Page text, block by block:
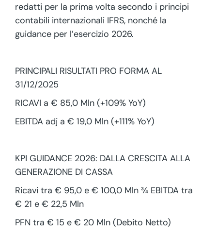
redatti per la prima volta secondo i principi
contabili internazionali IFRS, nonché la
guidance per l’esercizio 2026.
PRINCIPALI RISULTATI PRO FORMA AL
31/12/2025
RICAVI a € 85,0 Mln (+109% YoY)
EBITDA adj a € 19,0 Mln (+111% YoY)
KPI GUIDANCE 2026: DALLA CRESCITA ALLA
GENERAZIONE DI CASSA
Ricavi tra € 95,0 e € 100,0 Mln ¾ EBITDA tra
€ 21 e € 22,5 Mln
PFN tra € 15 e € 20 Mln (Debito Netto)